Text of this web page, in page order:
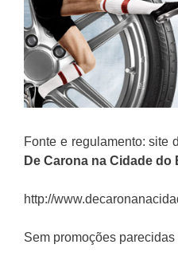
Fonte e regulamento: site
De Carona na Cidade do
http://
Sem promoções parecidas